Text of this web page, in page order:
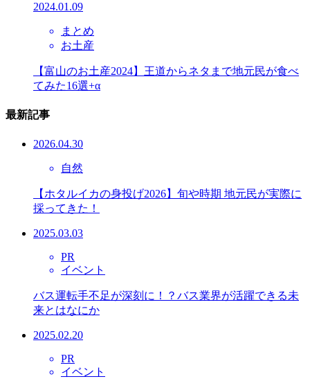
2024.01.09
まとめ
お土産
【富山のお土産2024】王道からネタまで地元民が食べ
てみた16選+α
最新記事
2026.04.30
自然
【ホタルイカの身投げ2026】旬や時期 地元民が実際に
採ってきた！
2025.03.03
PR
イベント
バス運転手不足が深刻に！？バス業界が活躍できる未
来とはなにか
2025.02.20
PR
イベント